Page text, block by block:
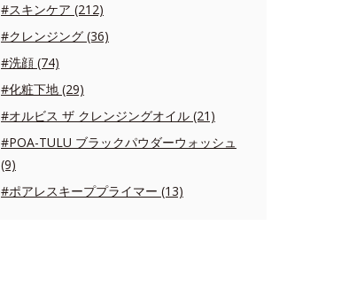
#スキンケア (212)
#クレンジング (36)
#洗顔 (74)
#化粧下地 (29)
#オルビス ザ クレンジングオイル (21)
#POA-TULU ブラックパウダーウォッシュ
(9)
#ポアレスキーププライマー (13)